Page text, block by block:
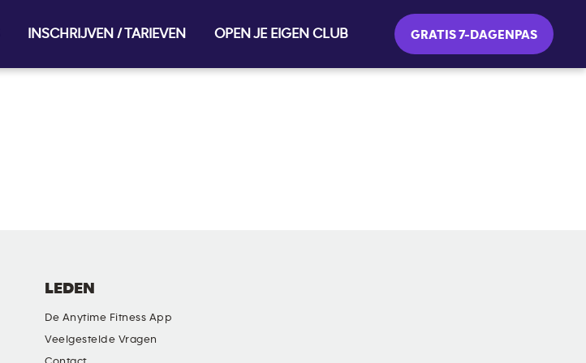
INSCHRIJVEN / TARIEVEN OPEN JE EIGEN CLUB GRATIS 7-DAGENPAS
LEDEN
De Anytime Fitness App
Veelgestelde Vragen